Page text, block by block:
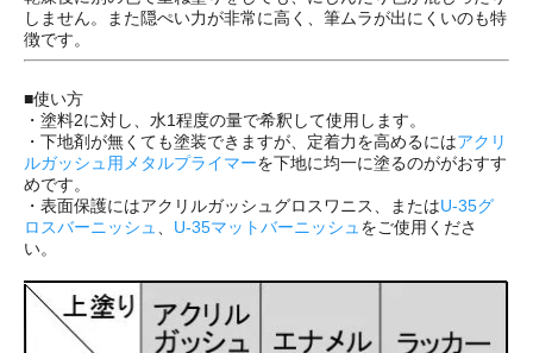
しません。また隠ぺい力が非常に高く、筆ムラが出にくいのも特
徴です。
■使い方
・塗料2に対し、水1程度の量で希釈して使用します。
・下地剤が無くても塗装できますが、定着力を高めるにはアクリ
ルガッシュ用メタルプライマーを下地に均一に塗るのががおすす
めです。
・表面保護にはアクリルガッシュグロスワニス、またはU-35グ
ロスバーニッシュ、 U-35マットバーニッシュをご使用くださ
い。